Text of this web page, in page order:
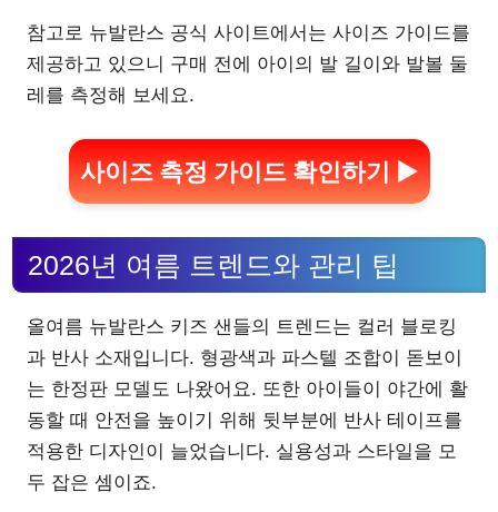
참고로 뉴발란스 공식 사이트에서는 사이즈 가이드를
제공하고 있으니 구매 전에 아이의 발 길이와 발볼 둘
레를 측정해 보세요.
사이즈 측정 가이드 확인하기 ▶
2026년 여름 트렌드와 관리 팁
올여름 뉴발란스 키즈 샌들의 트렌드는 컬러 블로킹
과 반사 소재입니다. 형광색과 파스텔 조합이 돋보이
는 한정판 모델도 나왔어요. 또한 아이들이 야간에 활
동할 때 안전을 높이기 위해 뒷부분에 반사 테이프를
적용한 디자인이 늘었습니다. 실용성과 스타일을 모
두 잡은 셈이죠.